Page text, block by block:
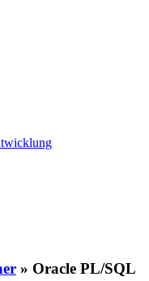
» Oracle PL/SQL